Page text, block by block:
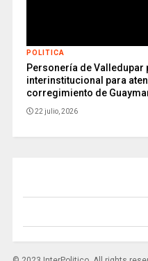
POLITICA
Personería de Valledupar
interinstitucional para
corregimiento de
22 julio, 2026